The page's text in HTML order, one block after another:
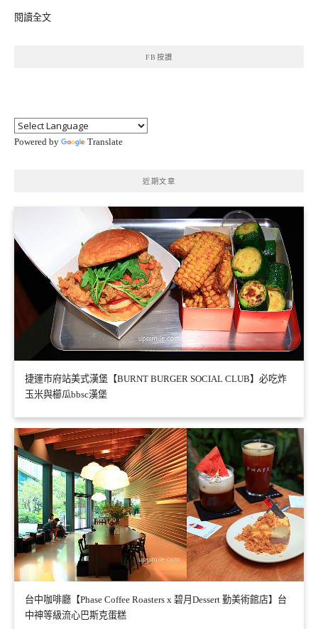
閱讀全文
FB按讚
Powered by Translate
近期文章
捷運市府站美式漢堡【BURNT BURGER SOCIAL CLUB】必吃炸
玉米與櫛瓜bbsc漢堡
台中咖啡廳【Phase Coffee Roasters x 碧月Dessert 勤美術館店】台
中神等級流心巴斯克蛋糕